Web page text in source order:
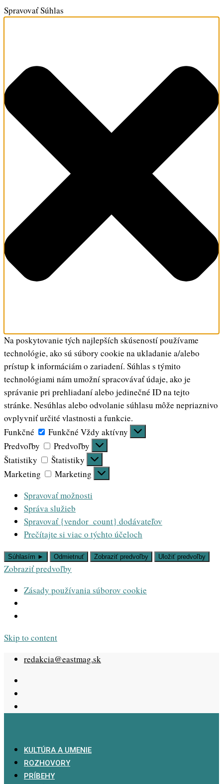
Spravovať Súhlas
Na poskytovanie tých najlepších skúseností používame
technológie, ako sú súbory cookie na ukladanie a/alebo
prístup k informáciám o zariadení. Súhlas s týmito
technológiami nám umožní spracovávať údaje, ako je
správanie pri prehliadaní alebo jedinečné ID na tejto
stránke. Nesúhlas alebo odvolanie súhlasu môže nepriaznivo
ovplyvniť určité vlastnosti a funkcie.
Funkčné
Funkčné Vždy aktívny
Predvoľby
Predvoľby
Štatistiky
Štatistiky
Marketing
Marketing
Spravovať možnosti
Správa služieb
Spravovať {vendor_count} dodávateľov
Prečítajte si viac o týchto účeloch
Súhlasím ► Odmietnuť Zobraziť predvoľby Uložiť predvoľby
Zobraziť predvoľby
Zásady používania súborov cookie
Skip to content
redakcia@eastmag.sk
KULTÚRA A UMENIE
ROZHOVORY
PRÍBEHY